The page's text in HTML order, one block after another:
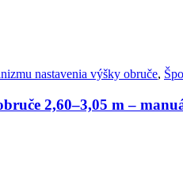
nastavenia výšky obruče,
2,60–3,05 m –